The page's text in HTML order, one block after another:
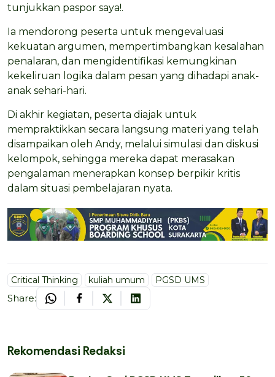
tunjukkan paspor saya!.
Ia mendorong peserta untuk mengevaluasi
kekuatan argumen, mempertimbangkan kesalahan
penalaran, dan mengidentifikasi kemungkinan
kekeliruan logika dalam pesan yang dihadapi anak-
anak sehari-hari.
Di akhir kegiatan, peserta diajak untuk
mempraktikkan secara langsung materi yang telah
disampaikan oleh Andy, melalui simulasi dan diskusi
kelompok, sehingga mereka dapat merasakan
pengalaman menerapkan konsep berpikir kritis
dalam situasi pembelajaran nyata.
Critical Thinking kuliah umum PGSD UMS
Share:
Rekomendasi Redaksi